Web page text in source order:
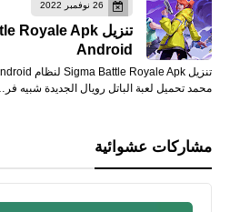
26 نوفمبر 2022
Android
محمد تحميل لعبة الباتل رويال الجديدة شبيه فر…
مشاركات عشوائية